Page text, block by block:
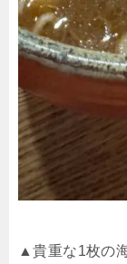
▲貴重な1枚の